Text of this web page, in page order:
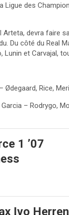
des
devra faire
Du côté du Real
Lunin et Carvajal,
Ødegaard, Rice,
– Rodrygo,
1 ’07
Ivo